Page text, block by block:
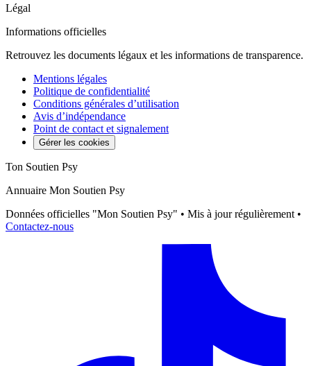
Légal
Informations officielles
Retrouvez les documents légaux et les informations de transparence.
Mentions légales
Politique de confidentialité
Conditions générales d’utilisation
Avis d’indépendance
Point de contact et signalement
Gérer les cookies
Ton Soutien Psy
Annuaire Mon Soutien Psy
Données officielles "Mon Soutien Psy" • Mis à jour régulièrement •
Contactez-nous